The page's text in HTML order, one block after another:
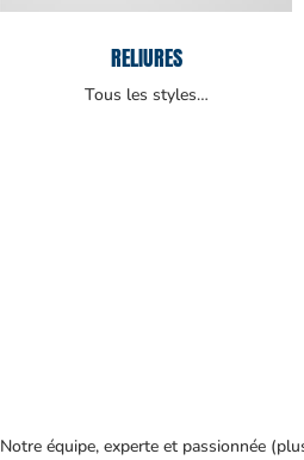
RELIURES
Tous les styles…
Notre équipe, experte et passionnée